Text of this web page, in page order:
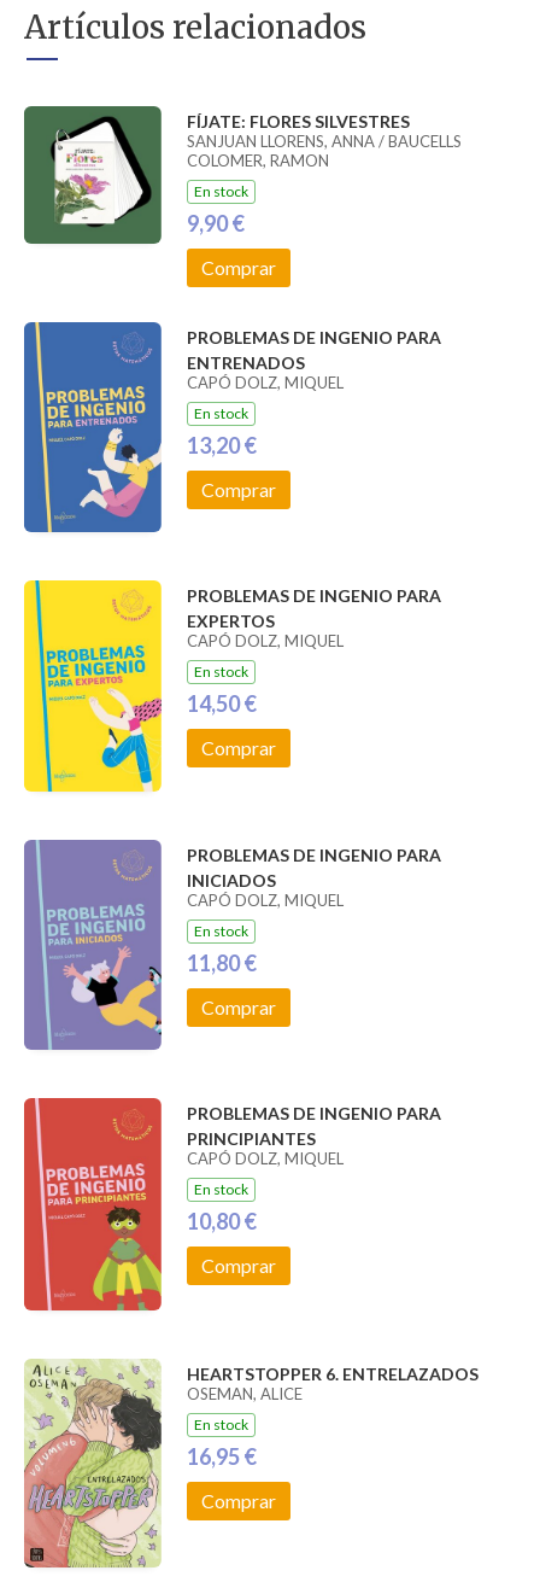
Artículos relacionados
FÍJATE: FLORES SILVESTRES
SANJUAN LLORENS, ANNA / BAUCELLS
COLOMER, RAMON
En stock
9,90 €
Comprar
PROBLEMAS DE INGENIO PARA
ENTRENADOS
CAPÓ DOLZ, MIQUEL
En stock
13,20 €
Comprar
PROBLEMAS DE INGENIO PARA
EXPERTOS
CAPÓ DOLZ, MIQUEL
En stock
14,50 €
Comprar
PROBLEMAS DE INGENIO PARA
INICIADOS
CAPÓ DOLZ, MIQUEL
En stock
11,80 €
Comprar
PROBLEMAS DE INGENIO PARA
PRINCIPIANTES
CAPÓ DOLZ, MIQUEL
En stock
10,80 €
Comprar
HEARTSTOPPER 6. ENTRELAZADOS
OSEMAN, ALICE
En stock
16,95 €
Comprar